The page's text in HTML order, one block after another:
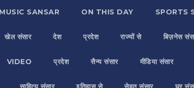
MUSIC SANSAR ON THIS DAY SPORTS
खेल संसार देश प्रदेश राज्यों से बिज़नेस
VIDEO प्रदेश सैन्य संसार मीडिया संसार